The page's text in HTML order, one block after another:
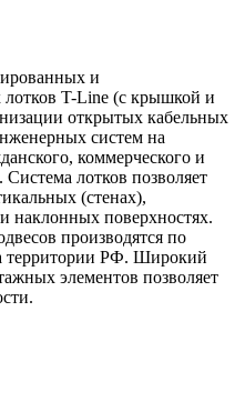
и
T-Line (с крышкой и
открытых кабельных
систем на
коммерческого и
лотков позволяет
(стенах),
наклонных поверхностях.
производятся по
территории РФ. Широкий
элементов позволяет